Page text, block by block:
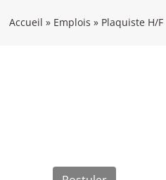
Accueil » Emplois » Plaquiste H/F